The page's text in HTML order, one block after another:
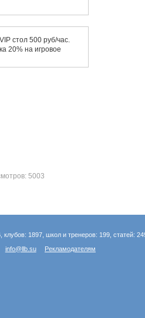
стол 500 руб/час.
20% на игровое
5003
1897, школ и тренеров: 199, статей:
info@llb.su
Рекламодателям